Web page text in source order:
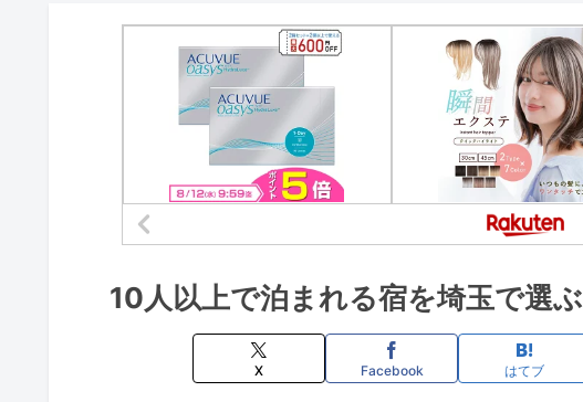
10人以上で泊まれる宿を埼玉で選
X Facebook はてブ